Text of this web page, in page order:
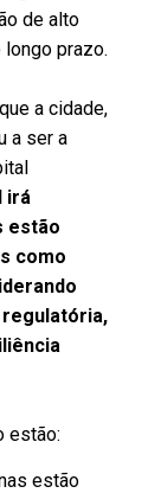
de alto
prazo.
a cidade,
a ser a
irá
estão
como
estão:
estão